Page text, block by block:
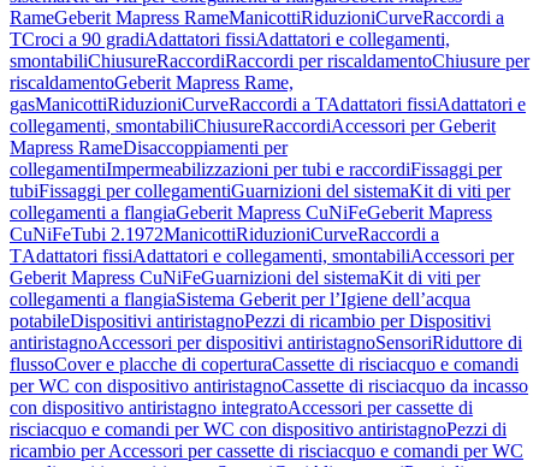
RameGeberit Mapress RameManicottiRiduzioniCurveRaccordi a
TCroci a 90 gradiAdattatori fissiAdattatori e collegamenti,
smontabiliChiusureRaccordiRaccordi per riscaldamentoChiusure per
riscaldamentoGeberit Mapress Rame,
gasManicottiRiduzioniCurveRaccordi a TAdattatori fissiAdattatori e
collegamenti, smontabiliChiusureRaccordiAccessori per Geberit
Mapress RameDisaccoppiamenti per
collegamentiImpermeabilizzazioni per tubi e raccordiFissaggi per
tubiFissaggi per collegamentiGuarnizioni del sistemaKit di viti per
collegamenti a flangiaGeberit Mapress CuNiFeGeberit Mapress
CuNiFeTubi 2.1972ManicottiRiduzioniCurveRaccordi a
TAdattatori fissiAdattatori e collegamenti, smontabiliAccessori per
Geberit Mapress CuNiFeGuarnizioni del sistemaKit di viti per
collegamenti a flangiaSistema Geberit per l’Igiene dell’acqua
potabileDispositivi antiristagnoPezzi di ricambio per Dispositivi
antiristagnoAccessori per dispositivi antiristagnoSensoriRiduttore di
flussoCover e placche di coperturaCassette di risciacquo e comandi
per WC con dispositivo antiristagnoCassette di risciacquo da incasso
con dispositivo antiristagno integratoAccessori per cassette di
risciacquo e comandi per WC con dispositivo antiristagnoPezzi di
ricambio per Accessori per cassette di risciacquo e comandi per WC